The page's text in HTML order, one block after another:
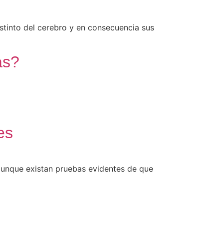
del cerebro y en consecuencia sus
existan pruebas evidentes de que